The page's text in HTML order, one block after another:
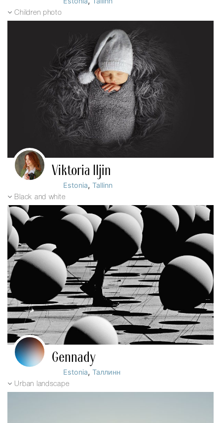
Children photo
Viktoria Iljin
Estonia,Tallinn
Black and white
Gennady
Estonia,Таллинн
Urban landscape